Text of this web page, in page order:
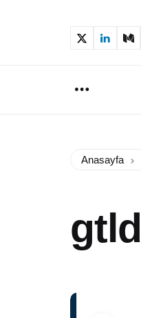
Anasayfa
gtld